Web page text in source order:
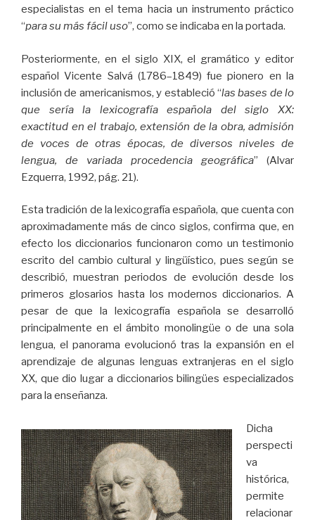
especialistas en el tema hacia un instrumento práctico
“para su más fácil uso”, como se indicaba en la portada.
Posteriormente, en el siglo XIX, el gramático y editor
español Vicente Salvá (1786–1849) fue pionero en la
inclusión de americanismos, y estableció “las bases de lo
que sería la lexicografía española del siglo XX:
exactitud en el trabajo, extensión de la obra, admisión
de voces de otras épocas, de diversos niveles de
lengua, de variada procedencia geográfica” (Alvar
Ezquerra, 1992, pág. 21).
Esta tradición de la lexicografía española, que cuenta con
aproximadamente más de cinco siglos, confirma que, en
efecto los diccionarios funcionaron como un testimonio
escrito del cambio cultural y lingüístico, pues según se
describió, muestran periodos de evolución desde los
primeros glosarios hasta los modernos diccionarios. A
pesar de que la lexicografía española se desarrolló
principalmente en el ámbito monolingüe o de una sola
lengua, el panorama evolucionó tras la expansión en el
aprendizaje de algunas lenguas extranjeras en el siglo
XX, que dio lugar a diccionarios bilingües especializados
para la enseñanza.
Dicha
perspecti
va
histórica,
permite
relacionar